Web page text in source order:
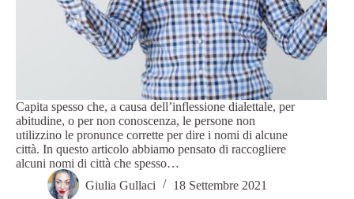
Capita spesso che, a causa dell’inflessione dialettale, per
abitudine, o per non conoscenza, le persone non
utilizzino le pronunce corrette per dire i nomi di alcune
città. In questo articolo abbiamo pensato di raccogliere
alcuni nomi di città che spesso…
Giulia Gullaci
18 Settembre 2021